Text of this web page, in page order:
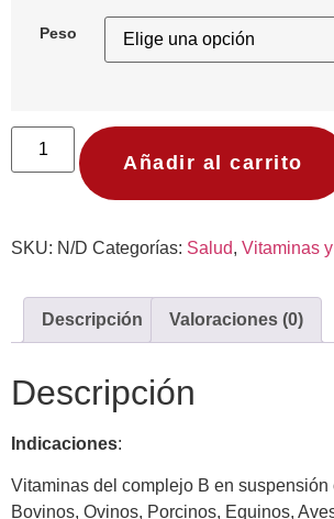
Peso
Añadir al carrito
SKU: N/D Categorías: Salud, Vitaminas
Descripción Valoraciones (0)
Descripción
Indicaciones:
Vitaminas del complejo B en suspensión
Bovinos, Ovinos, Porcinos, Equinos,